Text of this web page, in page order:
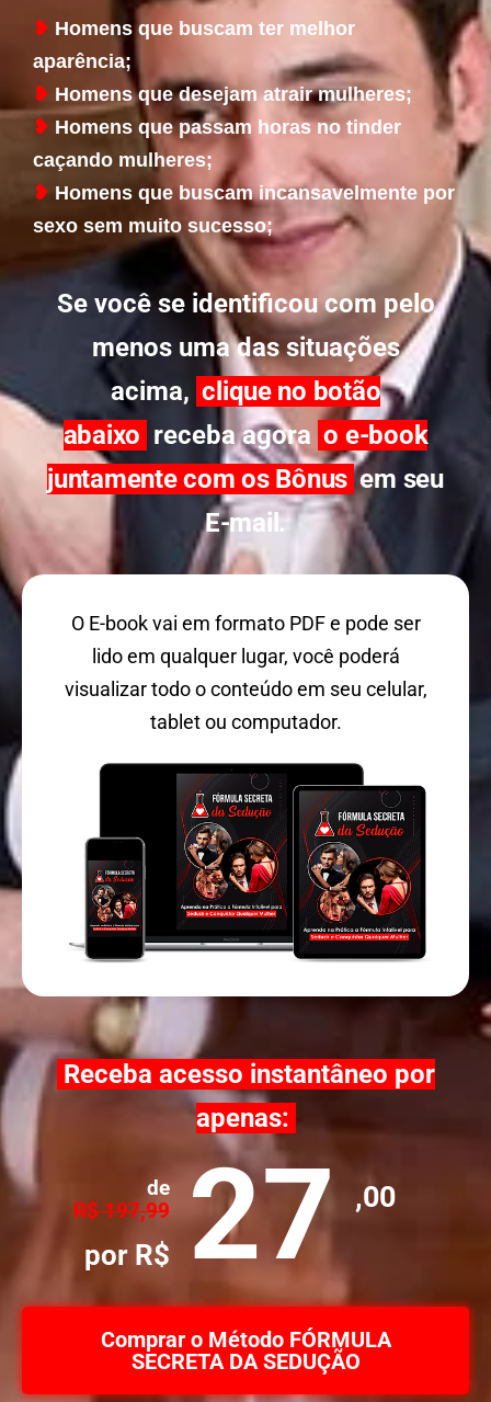
❥ Homens que buscam ter melhor
aparência;
❥ Homens que desejam atrair mulheres;
❥ Homens que passam horas no tinder
caçando mulheres;
❥ Homens que buscam incansavelmente por
sexo sem muito sucesso;
Se você se identificou com pelo
menos uma das situações
acima, clique no botão
abaixo receba agora o e-book
juntamente com os Bônus em seu
E-mail.
O E-book vai em formato PDF e pode ser
lido em qualquer lugar, você poderá
visualizar todo o conteúdo em seu celular,
tablet ou computador.
Receba acesso instantâneo por
apenas:
de
R$ 197,99
por R$ 27 ,00
Comprar o Método FÓRMULA
SECRETA DA SEDUÇÃO